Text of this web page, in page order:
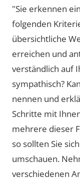
"Sie erkennen
folgenden
übersichtliche
erreichen und
verständlich auf
sympathisch?
nennen und
Schritte mit
mehrere dieser
so sollten Sie
umschauen.
verschiedenen